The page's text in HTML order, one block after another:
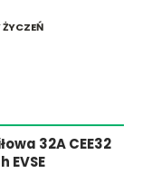
32A CEE32
EVSE